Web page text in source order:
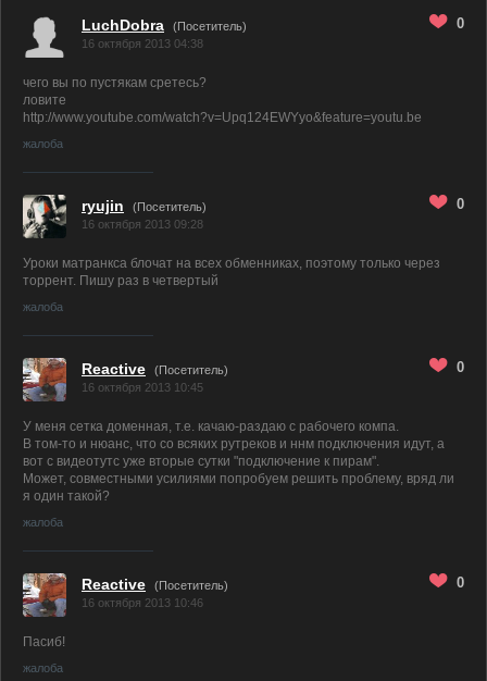
LuchDobra
(Посетитель)
16 октября 2013 04:38
0
чего вы по пустякам сретесь?
ловите
http://www.youtube.com/watch?v=Upq124EWYyo&feature=youtu.be
жалоба
ryujin
(Посетитель)
16 октября 2013 09:28
0
Уроки матранкса блочат на всех обменниках, поэтому только через
торрент. Пишу раз в четвертый
жалоба
Reactive
(Посетитель)
16 октября 2013 10:45
0
У меня сетка доменная, т.е. качаю-раздаю с рабочего компа.
В том-то и нюанс, что со всяких рутреков и ннм подключения идут, а
вот с видеотутс уже вторые сутки "подключение к пирам".
Может, совместными усилиями попробуем решить проблему, вряд ли
я один такой?
жалоба
Reactive
(Посетитель)
16 октября 2013 10:46
0
Пасиб!
жалоба